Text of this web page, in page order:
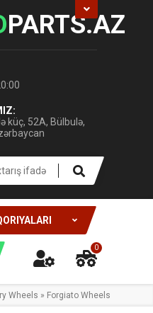
PARTS.AZ
küç, 52A, Bülbulə,
0
Wheels » Forgiato Wheels